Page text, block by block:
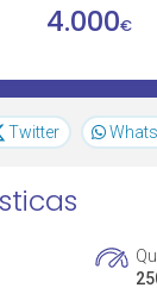
4.000€
Twitter